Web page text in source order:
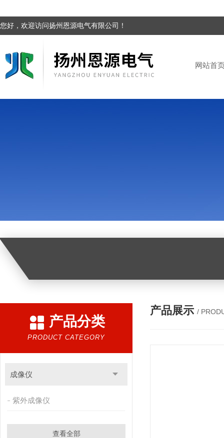
您好，欢迎访问扬州恩源电气有限公司！
网站首
产品分类
PRODUCT CATEGORY
成像仪
紫外成像仪
查看全部
产品展示 /